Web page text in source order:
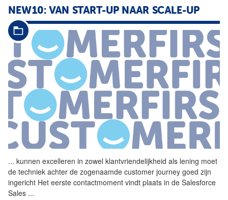
NEW10: VAN START-UP NAAR SCALE-UP
... kunnen excelleren in zowel klantvriendelijkheid als lening moet
de techniek achter de zogenaamde customer journey goed zijn
ingericht Het eerste contactmoment vindt plaats in de Salesforce
Sales ...